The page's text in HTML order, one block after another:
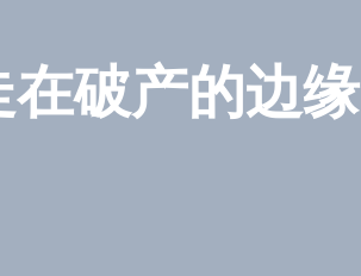
破产的边缘